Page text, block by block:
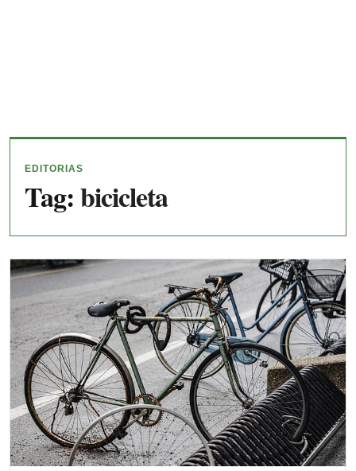
EDITORIAS
Tag:bicicleta